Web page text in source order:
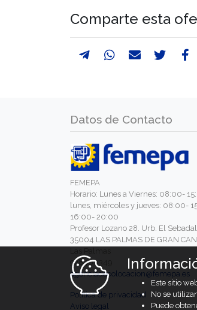
Comparte esta
Datos de Contacto
FEMEPA
Horario: Lunes a Viernes: 08:00-
lunes, miércoles y jueves: 08:00-
16:00- 20:00
Profesor Lozano 28. Urb. El Sebadal
35004 LAS PALMAS DE GRAN
928460349
agenciadecolocacion@femepa.es
Política de privacidad
Aviso legal
Este sitio
No se
Puede